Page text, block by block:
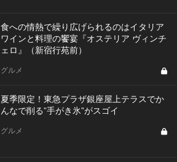
食への情熱で繰り広げられるのはイタリア
ワインと料理の饗宴『オステリア ヴィンチ
ェロ』（新宿行苑前）
グルメ
夏季限定！東急プラザ銀座屋上テラスでか
んなで削る”手がき氷”がスゴイ
グルメ